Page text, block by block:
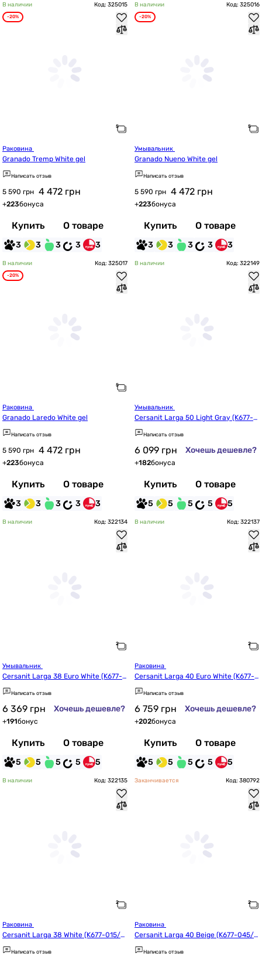
В наличии Код: 325015
-20%
Granado Tremp White gel
Написать отзыв
5 590 грн 4 472 грн
+223бонуса
Купить О товаре
3 3 3 3 3
В наличии Код: 325016
-20%
Granado Nueno White gel
Написать отзыв
5 590 грн 4 472 грн
+223бонуса
Купить О товаре
3 3 3 3 3
В наличии Код: 325017
-20%
Granado Laredo White gel
Написать отзыв
5 590 грн 4 472 грн
+223бонуса
Купить О товаре
3 3 3 3 3
В наличии Код: 322149
Cersanit Larga 50 Light Gray (K677-0
47/CCWT1001406401)
Написать отзыв
6 099 грн Хочешь дешевле?
+182бонуса
Купить О товаре
5 5 5 5 5
В наличии Код: 322134
Cersanit Larga 38 Euro White (K677-0
04/CCWT1000766401)
Написать отзыв
6 369 грн Хочешь дешевле?
+191бонус
Купить О товаре
5 5 5 5 5
В наличии Код: 322137
Cersanit Larga 40 Euro White (K677-0
01/CCWT1000736401)
Написать отзыв
6 759 грн Хочешь дешевле?
+202бонуса
Купить О товаре
5 5 5 5 5
В наличии Код: 322135
Cersanit Larga 38 White (K677-015/C
CWT1000800770)
Написать отзыв
Заканчивается Код: 380792
Cersanit Larga 40 Beige (K677-045/C
CWT1001386401)
Написать отзыв